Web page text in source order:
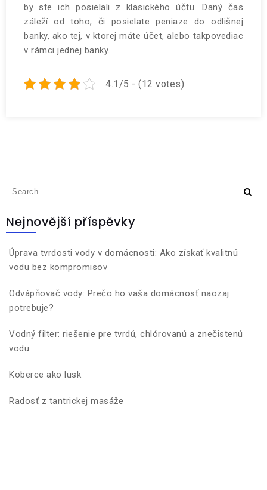
by ste ich posielali z klasického účtu. Daný čas
záleží od toho, či posielate peniaze do odlišnej
banky, ako tej, v ktorej máte účet, alebo takpovediac
v rámci jednej banky.
4.1/5 - (12 votes)
Nejnovější příspěvky
Úprava tvrdosti vody v domácnosti: Ako získať kvalitnú
vodu bez kompromisov
Odvápňovač vody: Prečo ho vaša domácnosť naozaj
potrebuje?
Vodný filter: riešenie pre tvrdú, chlórovanú a znečistenú
vodu
Koberce ako lusk
Radosť z tantrickej masáže